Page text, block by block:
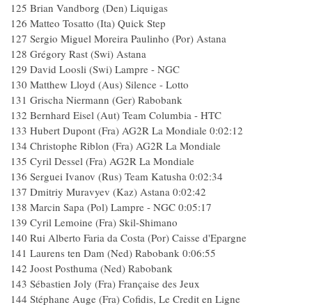
125 Brian Vandborg (Den) Liquigas
126 Matteo Tosatto (Ita) Quick Step
127 Sergio Miguel Moreira Paulinho (Por) Astana
128 Grégory Rast (Swi) Astana
129 David Loosli (Swi) Lampre - NGC
130 Matthew Lloyd (Aus) Silence - Lotto
131 Grischa Niermann (Ger) Rabobank
132 Bernhard Eisel (Aut) Team Columbia - HTC
133 Hubert Dupont (Fra) AG2R La Mondiale 0:02:12
134 Christophe Riblon (Fra) AG2R La Mondiale
135 Cyril Dessel (Fra) AG2R La Mondiale
136 Serguei Ivanov (Rus) Team Katusha 0:02:34
137 Dmitriy Muravyev (Kaz) Astana 0:02:42
138 Marcin Sapa (Pol) Lampre - NGC 0:05:17
139 Cyril Lemoine (Fra) Skil-Shimano
140 Rui Alberto Faria da Costa (Por) Caisse d'Epargne
141 Laurens ten Dam (Ned) Rabobank 0:06:55
142 Joost Posthuma (Ned) Rabobank
143 Sébastien Joly (Fra) Française des Jeux
144 Stéphane Auge (Fra) Cofidis, Le Credit en Ligne